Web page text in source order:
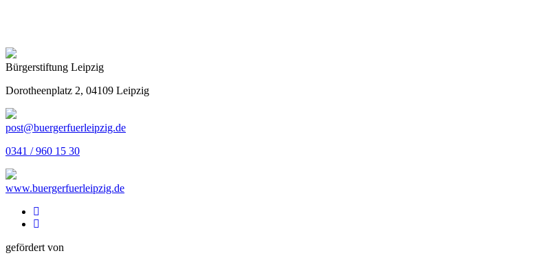
Bürgerstiftung Leipzig
Dorotheenplatz 2, 04109 Leipzig
post@buergerfuerleipzig.de
0341 / 960 15 30
www.buergerfuerleipzig.de
gefördert von